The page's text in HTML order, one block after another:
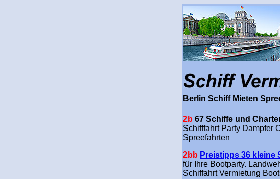
Berlin Schiff Mieten
2b 67 Schiffe und
Schifffahrt Party Dampfer
Spreefahrten
2bb Preistipps 36 kleine
für Ihre Bootparty.
Schiffahrt Vermietung